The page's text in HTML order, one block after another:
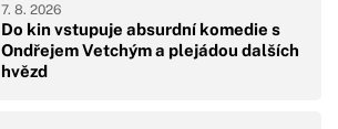
Do kin vstupuje absurdní komedie s
Ondřejem Vetchým a plejádou dalších
hvězd
7. 8. 2026